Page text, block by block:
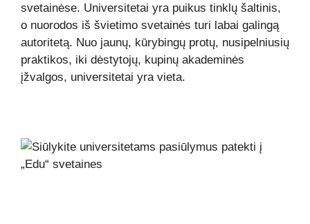
svetainėse. Universitetai yra puikus tinklų šaltinis,
o nuorodos iš švietimo svetainės turi labai galingą
autoritetą. Nuo jaunų, kūrybingų protų, nusipelniusių
praktikos, iki dėstytojų, kupinų akademinės
įžvalgos, universitetai yra vieta.